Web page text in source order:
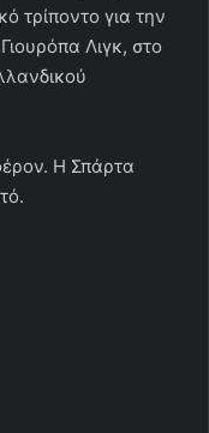
τρίποντο για την
Λιγκ, στο
Η Σπάρτα